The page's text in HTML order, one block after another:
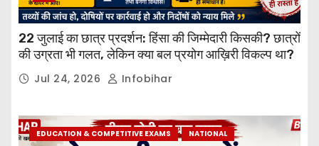
22 जुलाई का छात्र प्रदर्शन: हिंसा की जिम्मेदारी किसकी? छात्रों
की उग्रता भी गलत, लेकिन क्या बल प्रयोग आख़िरी विकल्प था?
Jul 24, 2026 Infobihar
EDUCATION & COMPETITIVE EXAMS NATIONAL